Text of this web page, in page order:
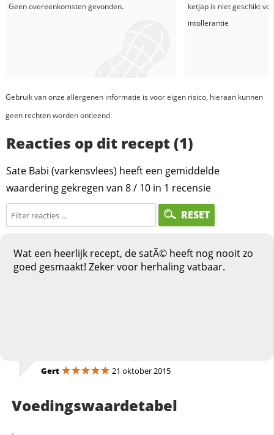
Geen overeenkomsten gevonden. ketjapis niet geschikt
intollerantie
Gebruik van onze allergenen informatie is voor eigen risico, hieraan kunnen
geen rechten worden ontleend.
Reacties op dit recept (1)
Sate Babi (varkensvlees) heeft een gemiddelde
waardering gekregen van 8/ 10 in 1 recensie
RESET
Wat een heerlijk recept, de satÃ© heeft nog nooit zo
goed gesmaakt! Zeker voor herhaling vatbaar.
Gert 21 oktober 2015
Voedingswaardetabel